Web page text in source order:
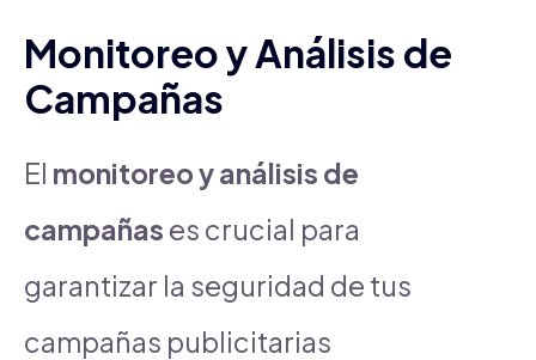
Monitoreo y Análisis de
Campañas
El monitoreo y análisis de
campañas es crucial para
garantizar la seguridad de tus
campañas publicitarias